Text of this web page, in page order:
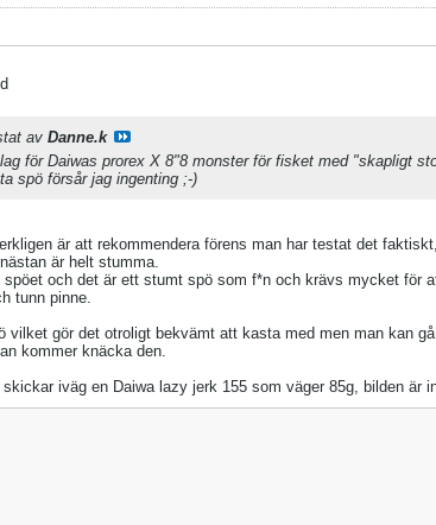
av Danne.k
för Daiwas prorex X 8"8 monster för fisket med "skapligt
spö försår jag ingenting ;-)
är att rekommendera förens man har testat det
är helt stumma.
och det är ett stumt spö som f*n och krävs mycket för
tunn pinne.
vilket gör det otroligt bekvämt att kasta med men man kan
kommer knäcka den.
skickar iväg en Daiwa lazy jerk 155 som väger 85g, bilden är